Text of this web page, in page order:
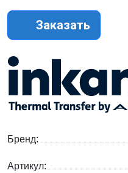
Заказать
Бренд:
Артикул: